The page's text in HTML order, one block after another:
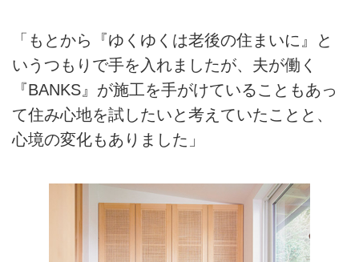
「もとから『ゆくゆくは老後の住まいに』と
いうつもりで手を入れましたが、夫が働く
『BANKS』が施工を手がけていることもあっ
て住み心地を試したいと考えていたことと、
心境の変化もありました」